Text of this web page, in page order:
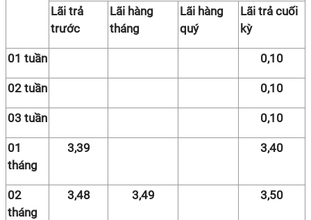
Lãi trả
trước
Lãi hàng
tháng
Lãi hàng
quý
Lãi trả cuối
kỳ
01 tuần 0,10
02 tuần 0,10
03 tuần 0,10
01
tháng
3,39 3,40
02
tháng
3,48 3,49 3,50